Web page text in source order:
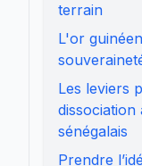
terrain
L'or
Les leviers
dissociation
sénégalais
Prendre